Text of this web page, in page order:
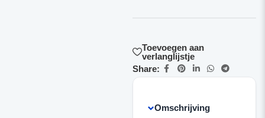
Toevoegen aan
verlanglijstje
Share:
Omschrijving